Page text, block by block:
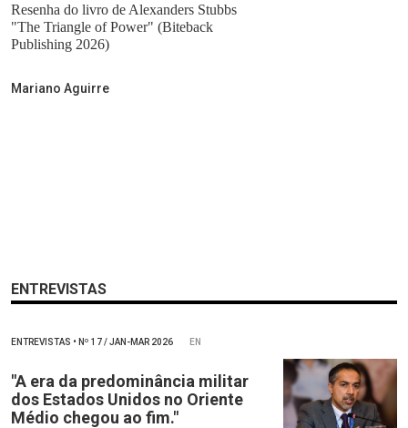
Resenha do livro de Alexanders Stubbs
"The Triangle of Power" (Biteback
Publishing 2026)
Mariano Aguirre
ENTREVISTAS
ENTREVISTAS • Nº 17 / JAN-MAR 2026 EN
"A era da predominância militar
dos Estados Unidos no Oriente
Médio chegou ao fim."